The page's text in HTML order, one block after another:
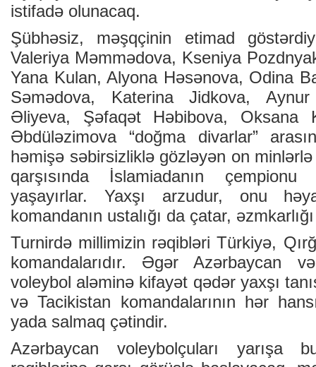
istifadə olunacaq.
Şübhəsiz, məşqçinin etimad
Valeriya Məmmədova, Kseniya
Yana Kulan, Alyona Həsənova, Odina
Səmədova, Katerina Jidkova,
Əliyeva, Şəfaqət Həbibova, Oksana
Əbdüləzimova “doğma divarlar”
həmişə səbirsizliklə gözləyən on
qarşısında İslamiadanın
yaşayırlar. Yaxşı arzudur, onu
komandanın ustalığı da çatar,
Turnirdə millimizin rəqibləri Türkiyə,
komandalarıdır. Əgər Azərbaycan
voleybol aləminə kifayət qədər yaxşı
və Tacikistan komandalarının hər
yada salmaq çətindir.
Azərbaycan voleybolçuları yarışa